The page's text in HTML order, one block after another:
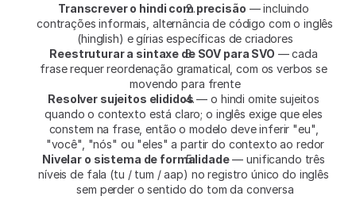
Transcrever o hindi com precisão — incluindo
contrações informais, alternância de código com o inglês
(hinglish) e gírias específicas de criadores
Reestruturar a sintaxe de SOV para SVO — cada
frase requer reordenação gramatical, com os verbos se
movendo para frente
Resolver sujeitos elididos — o hindi omite sujeitos
quando o contexto está claro; o inglês exige que eles
constem na frase, então o modelo deve inferir "eu",
"você", "nós" ou "eles" a partir do contexto ao redor
Nivelar o sistema de formalidade — unificando três
níveis de fala (tu / tum / aap) no registro único do inglês
sem perder o sentido do tom da conversa